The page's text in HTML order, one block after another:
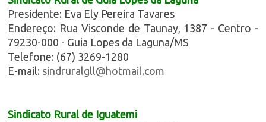
Presidente: Eva Ely Pereira Tavares
Endereço: Rua Visconde de Taunay, 1387 - Centro -
79230-000 - Guia Lopes da Laguna/MS
Telefone: (67) 3269-1280
E-mail: sindruralgll@hotmail.com
Sindicato Rural de Iguatemi